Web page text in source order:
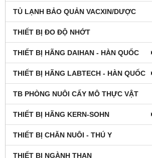
TỦ LẠNH BẢO QUẢN VACXIN/DƯỢC
THIẾT BỊ ĐO ĐỘ NHỚT
THIẾT BỊ HÃNG DAIHAN - HÀN QUỐC
THIẾT BỊ HÃNG LABTECH - HÀN QUỐC
TB PHÒNG NUÔI CẤY MÔ THỰC VẬT
THIẾT BỊ HÃNG KERN-SOHN
THIẾT BỊ CHĂN NUÔI - THÚ Y
THIẾT BỊ NGÀNH THAN